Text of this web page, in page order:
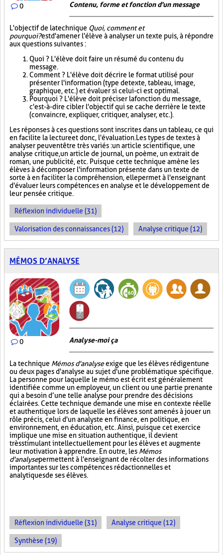
0 Contenu, forme et fonction d'un message
L'objectif de la technique Quoi, comment et
pourquoi?est d'amener l'élève à analyser un texte puis, à répondre
aux questions suivantes :
Quoi ? L'élève doit faire un résumé du contenu du
message.
Comment ? L'élève doit décrire le format utilisé pour
présenter l'information (type de texte, tableau, image,
graphique, etc.) et évaluer si celui-ci est optimal.
Pourquoi ? L'élève doit préciser la fonction du message,
c'est-à-dire cibler l'objectif qui se cache derrière le texte
(convaincre, expliquer, critiquer, analyser, etc.).
Les réponses à ces questions sont inscrites dans un tableau, ce qui
en facilite la lecture et donc, l'évaluation. Les types de textes à
analyser peuvent être très variés : un article scientifique, une
analyse critique, un article de journal, un poème, un extrait de
roman, une publicité, etc. Puisque cette technique amène les
élèves à décomposer l'information présente dans un texte de
sorte à en faciliter la compréhension, elle permet à l'enseignant
d'évaluer leurs compétences en analyse et le développement de
leur pensée critique.
Réflexion individuelle (31)
Valorisation des connaissances (12) Analyse critique (12)
MÉMOS D’ANALYSE
0 Analyse-moi ça
La technique Mémos d'analyseexige que les élèves rédigent une
ou deux pages d'analyse au sujet d'une problématique spécifique.
La personne pour laquelle le mémo est écrit est généralement
identifiée comme un employeur, un client ou une partie prenante
qui a besoin d’une telle analyse pour prendre des décisions
éclairées. Cette technique demande une mise en contexte réelle
et authentique lors de laquelle les élèves sont amenés à jouer un
rôle précis, celui d'un analyste en finance, en politique, en
environnement, en éducation, etc. Ainsi, puisque cet exercice
implique une mise en situation authentique, il devient
très stimulant intellectuellement pour les élèves et augmente
leur motivation à apprendre. En outre, les Mémos
d'analysepermettent à l'enseignant de récolter des informations
importantes sur les compétences rédactionnelles et
analytiques de ses élèves.
Réflexion individuelle (31) Analyse critique (12)
Synthèse (19)